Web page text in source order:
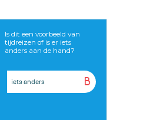
Is dit een voorbeeld van
tijdreizen of is er iets
anders aan de hand?
B
iets anders